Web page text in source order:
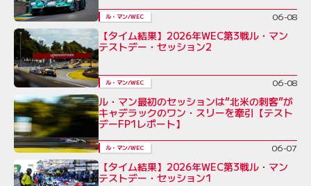
ル・マン/WEC 06-08
【タイム結果】2026年WEC第3戦ル・マン
テストデー・セッション2
ル・マン/WEC 06-08
ル・マン最初のセッションは“北米の刺客”が
キャデラックのワン・スリーを牽引【テスト
デーFP1レポート】
ル・マン/WEC 06-07
【タイム結果】2026年WEC第3戦ル・マン
テストデー・セッション1